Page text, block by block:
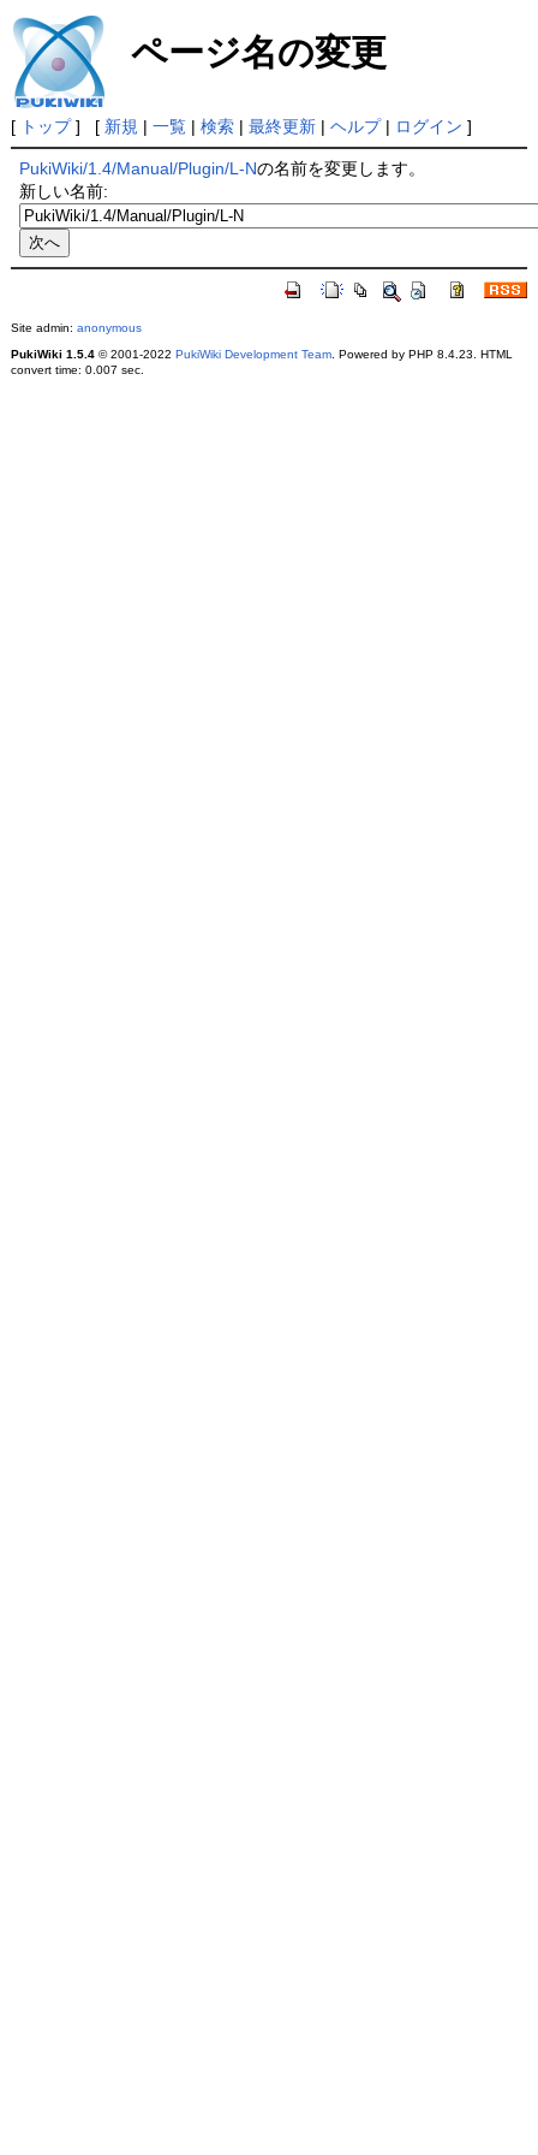
ページ名の変更
[ トップ] [ 新規 | 一覧| 検索| 最終更新| ヘルプ| ログイン ]
PukiWiki/1.4/Manual/Plugin/L-Nの名前を変更します。
新しい名前:
Site admin: anonymous
PukiWiki 1.5.4© 2001-2022 PukiWiki Development Team. Powered by PHP 8.4.23. HTML
convert time: 0.007 sec.